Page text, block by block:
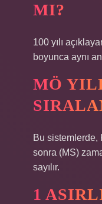
MI?
100 yılı
boyunca aynı
MÖ
Bu sistemlerde,
sonra (MS)
sayılır.
1